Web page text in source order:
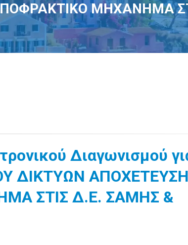
ΜΗΧΑΝΗΜΑ
Διαγωνισμού
ΔΙΚΤΥΩΝ
ΣΤΙΣ Δ.Ε. ΣΑΜΗΣ &